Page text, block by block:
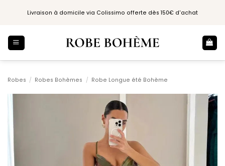
Livraison à domicile via Colissimo offerte dès 150€ d'achat
Robes / Robes Bohèmes / Robe Longue été Bohème